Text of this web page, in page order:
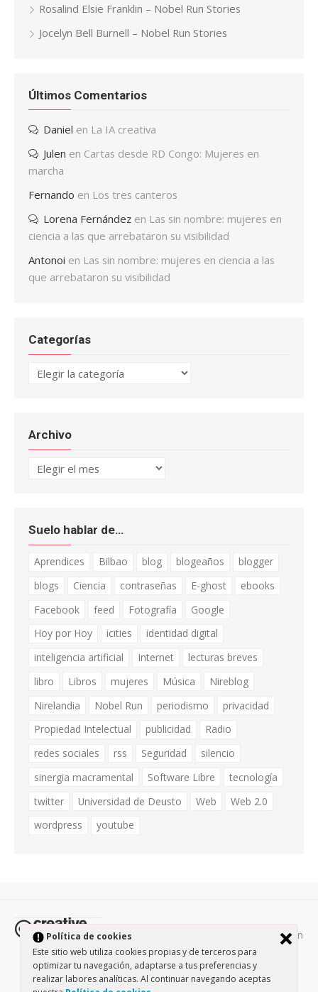
Política de cookies
Este sitio web utiliza cookies propias y de terceros para
optimizar tu navegación, adaptarse a tus preferencias y
realizar labores analíticas. Al continuar navegando aceptas
Rosalind Elsie Franklin – Nobel Run Stories
Jocelyn Bell Burnell – Nobel Run Stories
Últimos Comentarios
Daniel en La IA creativa
Julen en Cartas desde RD Congo: Mujeres en
marcha
Fernando en Los tres canteros
Lorena Fernández en Las sin nombre: mujeres en
ciencia a las que arrebataron su visibilidad
Antonoi en Las sin nombre: mujeres en ciencia a las
que arrebataron su visibilidad
Categorías
Categorías
Archivo
Archivo
Suelo hablar de…
Aprendices Bilbao blog blogeaños
blogger
blogs
Ciencia contraseñas E-ghost
ebooks
Facebook
feed Fotografía
Google
Hoy por Hoy
icities
identidad digital
inteligencia artificial
Internet
lecturas breves
libro
Libros mujeres Música
Nireblog
Nirelandia
Nobel Run periodismo
privacidad
Propiedad Intelectual
publicidad
Radio
redes sociales
rss Seguridad
silencio
sinergia macramental
Software Libre
tecnología
twitter
Universidad de Deusto Web
Web 2.0
wordpress
youtube
Todos los contenidos de esta página están
protegidos por la licencia Creative Commons Attribution-
NonCommercial-ShareAlike 3.0. / Política de privacidad
Theme by Design Lab